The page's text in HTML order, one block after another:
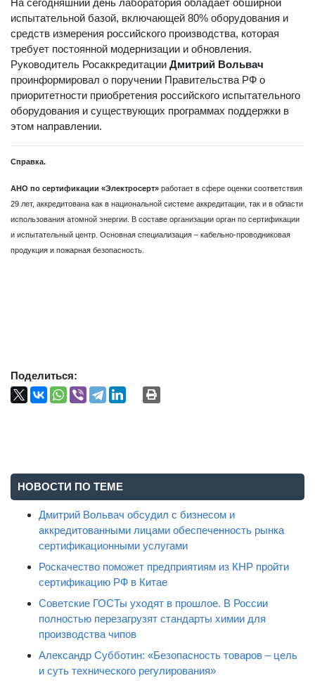
На сегодняшний день лаборатория обладает обширной
испытательной базой, включающей 80% оборудования и
средств измерения российского производства, которая
требует постоянной модернизации и обновления.
Руководитель Росаккредитации Дмитрий Вольвач
проинформировал о поручении Правительства РФ о
приоритетности приобретения российского испытательного
оборудования и существующих программах поддержки в
этом направлении.
Справка.
АНО по сертификации «Электросерт» работает в сфере оценки соответствия
29 лет, аккредитована как в национальной системе аккредитации, так и в области
использования атомной энергии. В составе организации орган по сертификации
и испытательный центр. Основная специализация – кабельно-проводниковая
продукция и пожарная безопасность.
Поделиться:
НОВОСТИ ПО ТЕМЕ
Дмитрий Вольвач обсудил с бизнесом и
аккредитованными лицами обеспеченность рынка
сертификационными услугами
Роскачество поможет предприятиям из КНР пройти
сертификацию РФ в Китае
Советские ГОСТы уходят в прошлое. В России
полностью перезагрузят стандарты химии для
производства чипов
Александр Субботин: «Безопасность товаров – цель
и суть технического регулирования»